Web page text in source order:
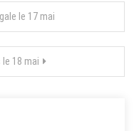
le 17 mai
le 18 mai